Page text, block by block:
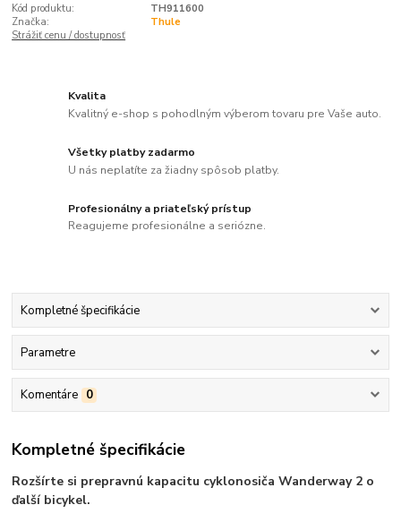
Kód produktu:
TH911600
Značka:
Thule
Strážiť cenu / dostupnosť
Kvalita
Kvalitný e-shop s pohodlným výberom tovaru pre Vaše auto.
Všetky platby zadarmo
U nás neplatíte za žiadny spôsob platby.
Profesionálny a priateľský prístup
Reagujeme profesionálne a seriózne.
Kompletné špecifikácie
Parametre
Komentáre 0
Kompletné špecifikácie
Rozšírte si prepravnú kapacitu cyklonosiča Wanderway 2 o
ďalší bicykel.